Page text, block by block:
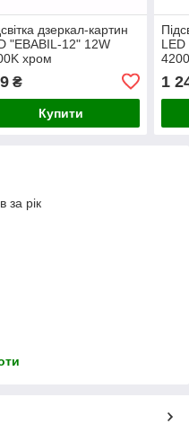
дзеркал-картин
"EBABIL-12" 12W
хром
₴
Купити
LED
1
за рік